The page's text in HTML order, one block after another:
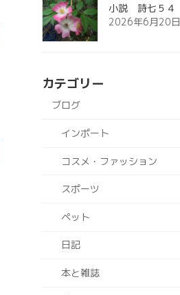
小説 詩七５４
2026年6月20日
カテゴリー
ブログ
インポート
コスメ・ファッション
スポーツ
ペット
日記
本と雑誌